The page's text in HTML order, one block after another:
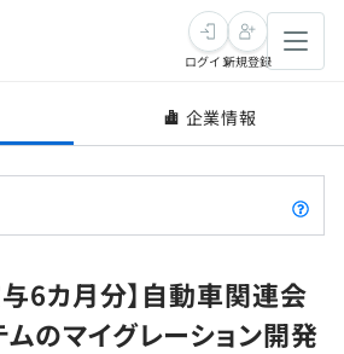
ログイン新規登録
企業情報
6カ月分】自動車関連会
のマイグレーション開発